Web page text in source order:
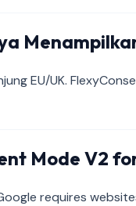
EU/UK.
Mode V2
requires